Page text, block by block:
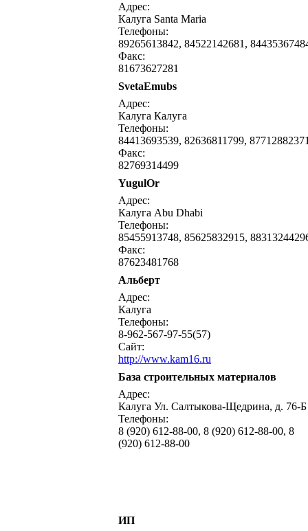
Адрес:
Калуга Santa Maria
Телефоны:
89265613842, 84522142681,
Факс:
81673627281
SvetaEmubs
Адрес:
Калуга Калуга
Телефоны:
84413693539, 82636811799, 87712882371
Факс:
82769314499
YugulOr
Адрес:
Калуга Abu Dhabi
Телефоны:
85455913748, 85625832915,
Факс:
87623481768
Альберт
Адрес:
Калуга
Телефоны:
8-962-567-97-55(57)
Сайт:
http://www.kam16.ru
База строительных материалов
Адрес:
Калуга Ул. Салтыкова-Щедрина, д. 76-Б
Телефоны:
8 (920) 612-88-00, 8 (920) 612-88-00, 8
(920) 612-88-00
ИП